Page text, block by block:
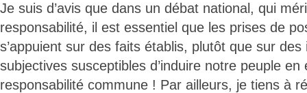
Je suis d’avis que dans un débat national, qui
responsabilité, il est essentiel que les prises de
s’appuient sur des faits établis, plutôt que sur
subjectives susceptibles d’induire notre peuple en
responsabilité commune ! Par ailleurs, je tiens à